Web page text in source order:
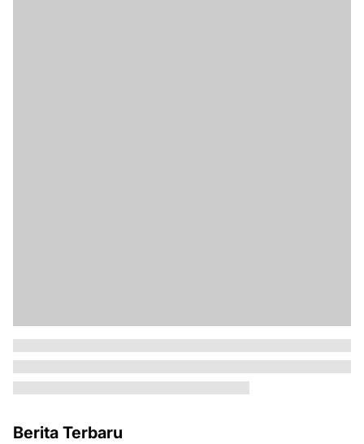
Berita Terbaru